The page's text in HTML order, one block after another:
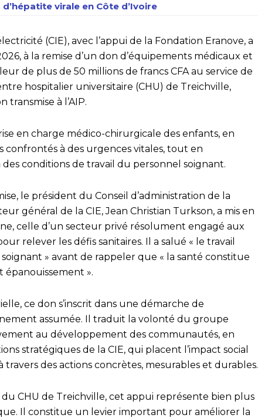
virale en Côte d’Ivoire
(CIE), avec l’appui de la Fondation Eranove, a
à la remise d’un don d’équipements médicaux et
de plus de 50 millions de francs CFA au service de
hospitalier universitaire (CHU) de Treichville,
transmise à l’AIP.
en charge médico-chirurgicale des enfants, en
confrontés à des urgences vitales, tout en
conditions de travail du personnel soignant.
le président du Conseil d’administration de la
général de la CIE, Jean Christian Turkson, a mis en
celle d’un secteur privé résolument engagé aux
relever les défis sanitaires. Il a salué « le travail
» avant de rappeler que « la santé constitue
épanouissement ».
ce don s’inscrit dans une démarche de
assumée. Il traduit la volonté du groupe
au développement des communautés, en
stratégiques de la CIE, qui placent l’impact social
des actions concrètes, mesurables et durables.
CHU de Treichville, cet appui représente bien plus
Il constitue un levier important pour améliorer la